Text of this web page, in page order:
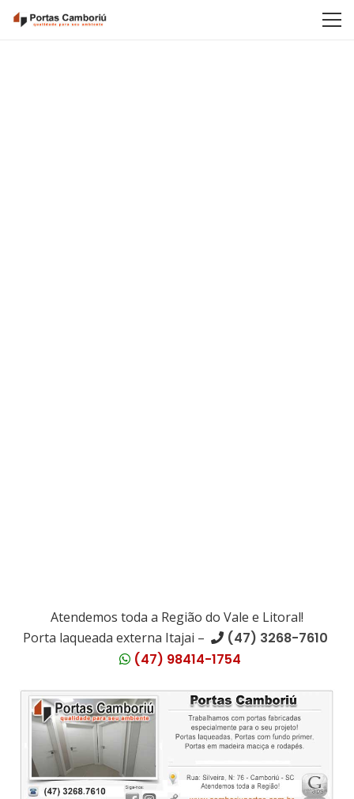
Atendemos toda a Região do Vale e Litoral!
Porta laqueada externa Itajai –
(47) 3268-7610
(47) 98414-1754